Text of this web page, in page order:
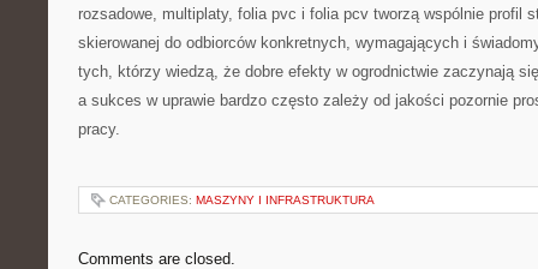
rozsadowe, multiplaty, folia pvc i folia pcv tworzą wspólnie profil
skierowanej do odbiorców konkretnych, wymagających i
tych, którzy wiedzą, że dobre efekty w ogrodnictwie zaczynają
a sukces w uprawie bardzo często zależy od jakości pozornie
pracy.
CATEGORIES: MASZYNY I INFRASTRUKTURA
Comments are closed.